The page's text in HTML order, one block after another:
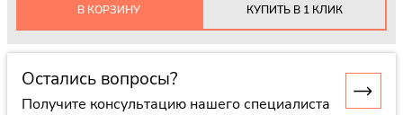
В КОРЗИНУ КУПИТЬ В 1 КЛИК
Остались вопросы?
Получите консультацию нашего специалиста